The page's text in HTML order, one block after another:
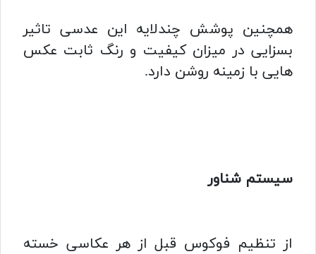
همچنین پوشش چندلایه این عدسی تاثیر
بسزایی در میزان کیفیت و رنگ ثابت عکس
هایی با زمینه روشن دارد.
سیستم شناور
از تنظیم فوکوس قبل از هر عکاسی خسته